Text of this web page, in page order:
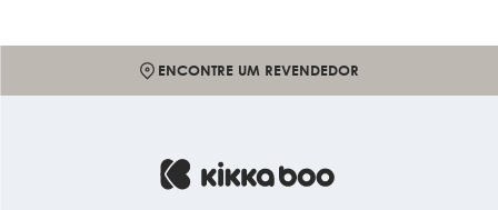
ENCONTRE UM REVENDEDOR